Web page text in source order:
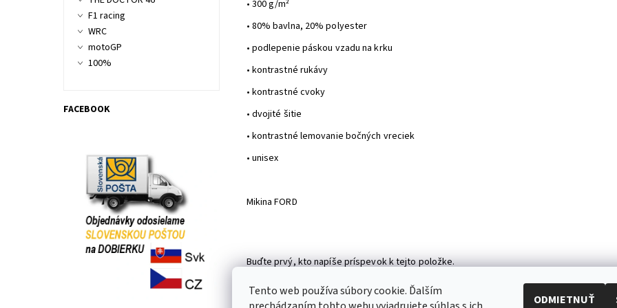
• 300 g/m²
• 80% bavlna, 20% polyester
• podlepenie páskou vzadu na krku
• kontrastné rukávy
• kontrastné cvoky
• dvojité šitie
• kontrastné lemovanie bočných vreciek
• unisex
Mikina FORD
Buďte prvý, kto napíše príspevok k tejto položke.
Pridať komentár
F1 racing
WRC
motoGP
100%
FACEBOOK
Tento web používa súbory cookie. Ďalším
ODMIETNUŤ